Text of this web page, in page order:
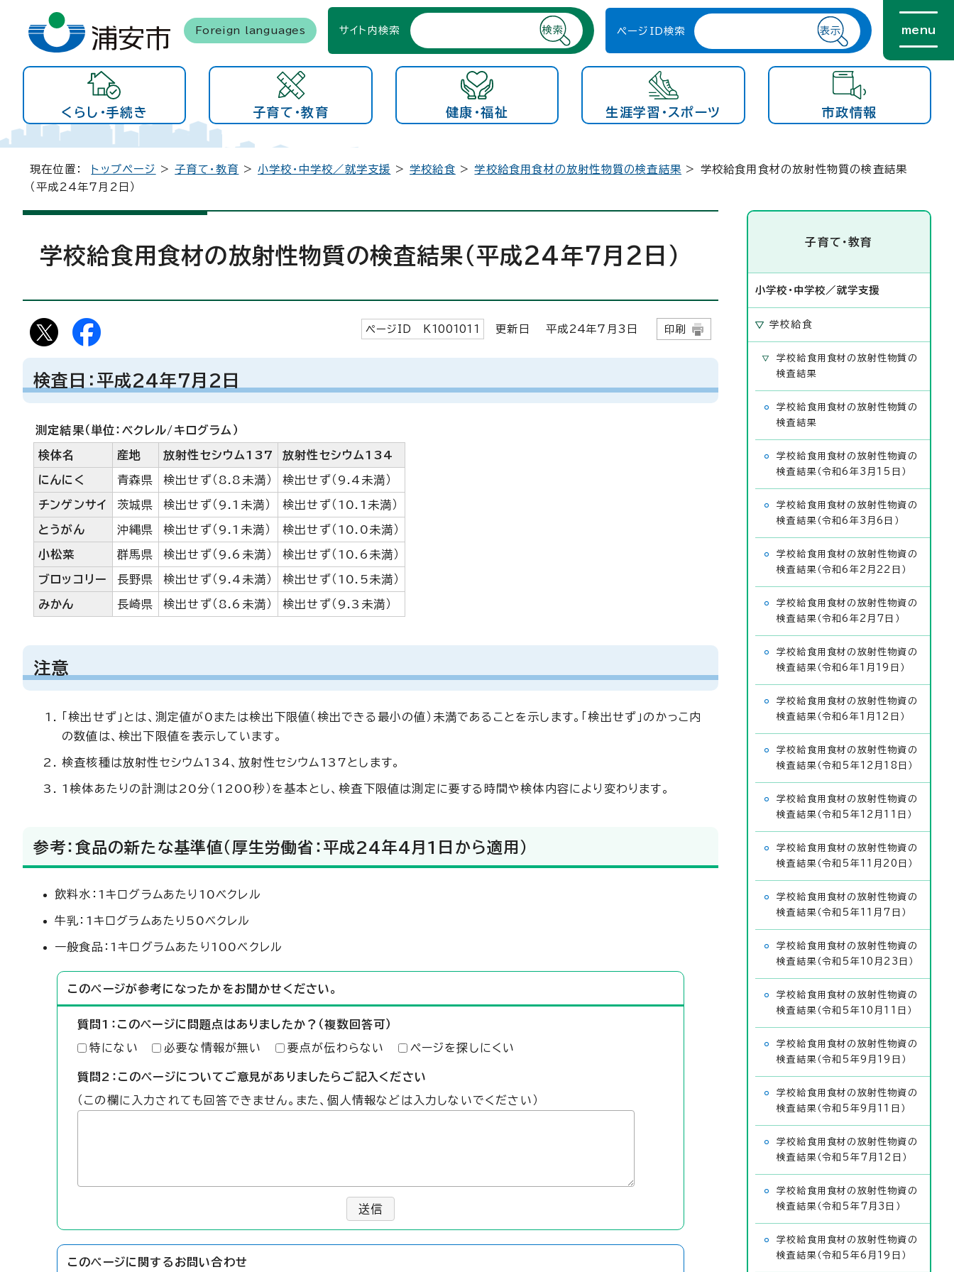
Foreign languages サイト内検索 ページID検索 menu
くらし・手続き 子育て・教育 健康・福祉 生涯学習・スポーツ 市政情報
現在位置： トップページ >子育て・教育 >小学校・中学校／就学支援 >学校給食 >学校給食用食材の放射性物質の検査結果 > 学校給食用食材の放射性物質の検査結果
（平成24年7月2日）
学校給食用食材の放射性物質の検査結果（平成24年7月2日）
ページID K 1001011 更新日 平成 24年7月3日 印刷
検査日：平成24年7月2日
測定結果（単位：ベクレル/キログラム）
検体名 産地 放射性セシウム137 放射性セシウム134
にんにく 青森県 検出せず（8.8未満） 検出せず（9.4未満）
チンゲンサイ 茨城県 検出せず（9.1未満） 検出せず（10.1未満）
とうがん 沖縄県 検出せず（9.1未満） 検出せず（10.0未満）
小松菜 群馬県 検出せず（9.6未満） 検出せず（10.6未満）
ブロッコリー 長野県 検出せず（9.4未満） 検出せず（10.5未満）
みかん 長崎県 検出せず（8.6未満） 検出せず（9.3未満）
注意
「検出せず」とは、測定値が0または検出下限値（検出できる最小の値）未満であることを示します。「検出せず」のかっこ内
の数値は、検出下限値を表示しています。
検査核種は放射性セシウム134、放射性セシウム137とします。
1検体あたりの計測は20分（1200秒）を基本とし、検査下限値は測定に要する時間や検体内容により変わります。
参考：食品の新たな基準値（厚生労働省：平成24年4月1日から適用）
飲料水：1キログラムあたり10ベクレル
牛乳：1キログラムあたり50ベクレル
一般食品：1キログラムあたり100ベクレル
このページが参考になったかをお聞かせください。
質問1：このページに問題点はありましたか？（複数回答可）
特にない 必要な情報が無い 要点が伝わらない ページを探しにくい
質問2：このページについてご意見がありましたらご記入ください
（この欄に入力されても回答できません。また、個人情報などは入力しないでください）
送信
このページに関する お問い合わせ
子育て・教育
小学校・中学校／就学支援
学校給食
学校給食用食材の放射性物質の
検査結果
学校給食用食材の放射性物質の
検査結果
学校給食用食材の放射性物資の
検査結果（令和6年3月15日）
学校給食用食材の放射性物資の
検査結果（令和6年3月6日）
学校給食用食材の放射性物資の
検査結果（令和6年2月22日）
学校給食用食材の放射性物資の
検査結果（令和6年2月7日）
学校給食用食材の放射性物資の
検査結果（令和6年1月19日）
学校給食用食材の放射性物資の
検査結果（令和6年1月12日）
学校給食用食材の放射性物資の
検査結果（令和5年12月18日）
学校給食用食材の放射性物資の
検査結果（令和5年12月11日）
学校給食用食材の放射性物資の
検査結果（令和5年11月20日）
学校給食用食材の放射性物資の
検査結果（令和5年11月7日）
学校給食用食材の放射性物資の
検査結果（令和5年10月23日）
学校給食用食材の放射性物資の
検査結果（令和5年10月11日）
学校給食用食材の放射性物資の
検査結果（令和5年9月19日）
学校給食用食材の放射性物資の
検査結果（令和5年9月11日）
学校給食用食材の放射性物資の
検査結果（令和5年7月12日）
学校給食用食材の放射性物資の
検査結果（令和5年7月3日）
学校給食用食材の放射性物資の
検査結果（令和5年6月19日）